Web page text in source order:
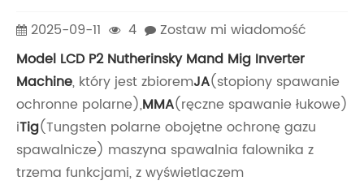
2025-09-11 4
Zostaw mi wiadomość
Model LCD P2 Nutherinsky Mand Mig Inverter
Machine, który jest zbioremJA(stopiony spawanie
ochronne polarne),MMA(ręczne spawanie łukowe)
iTig(Tungsten polarne obojętne ochronę gazu
spawalnicze) maszyna spawalnia falownika z
trzema funkcjami, z wyświetlaczem